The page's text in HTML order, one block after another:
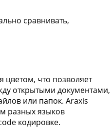
сравнивать,
цветом, что позволяет
открытыми документами,
или папок. Araxis
разных языков
кодировке.